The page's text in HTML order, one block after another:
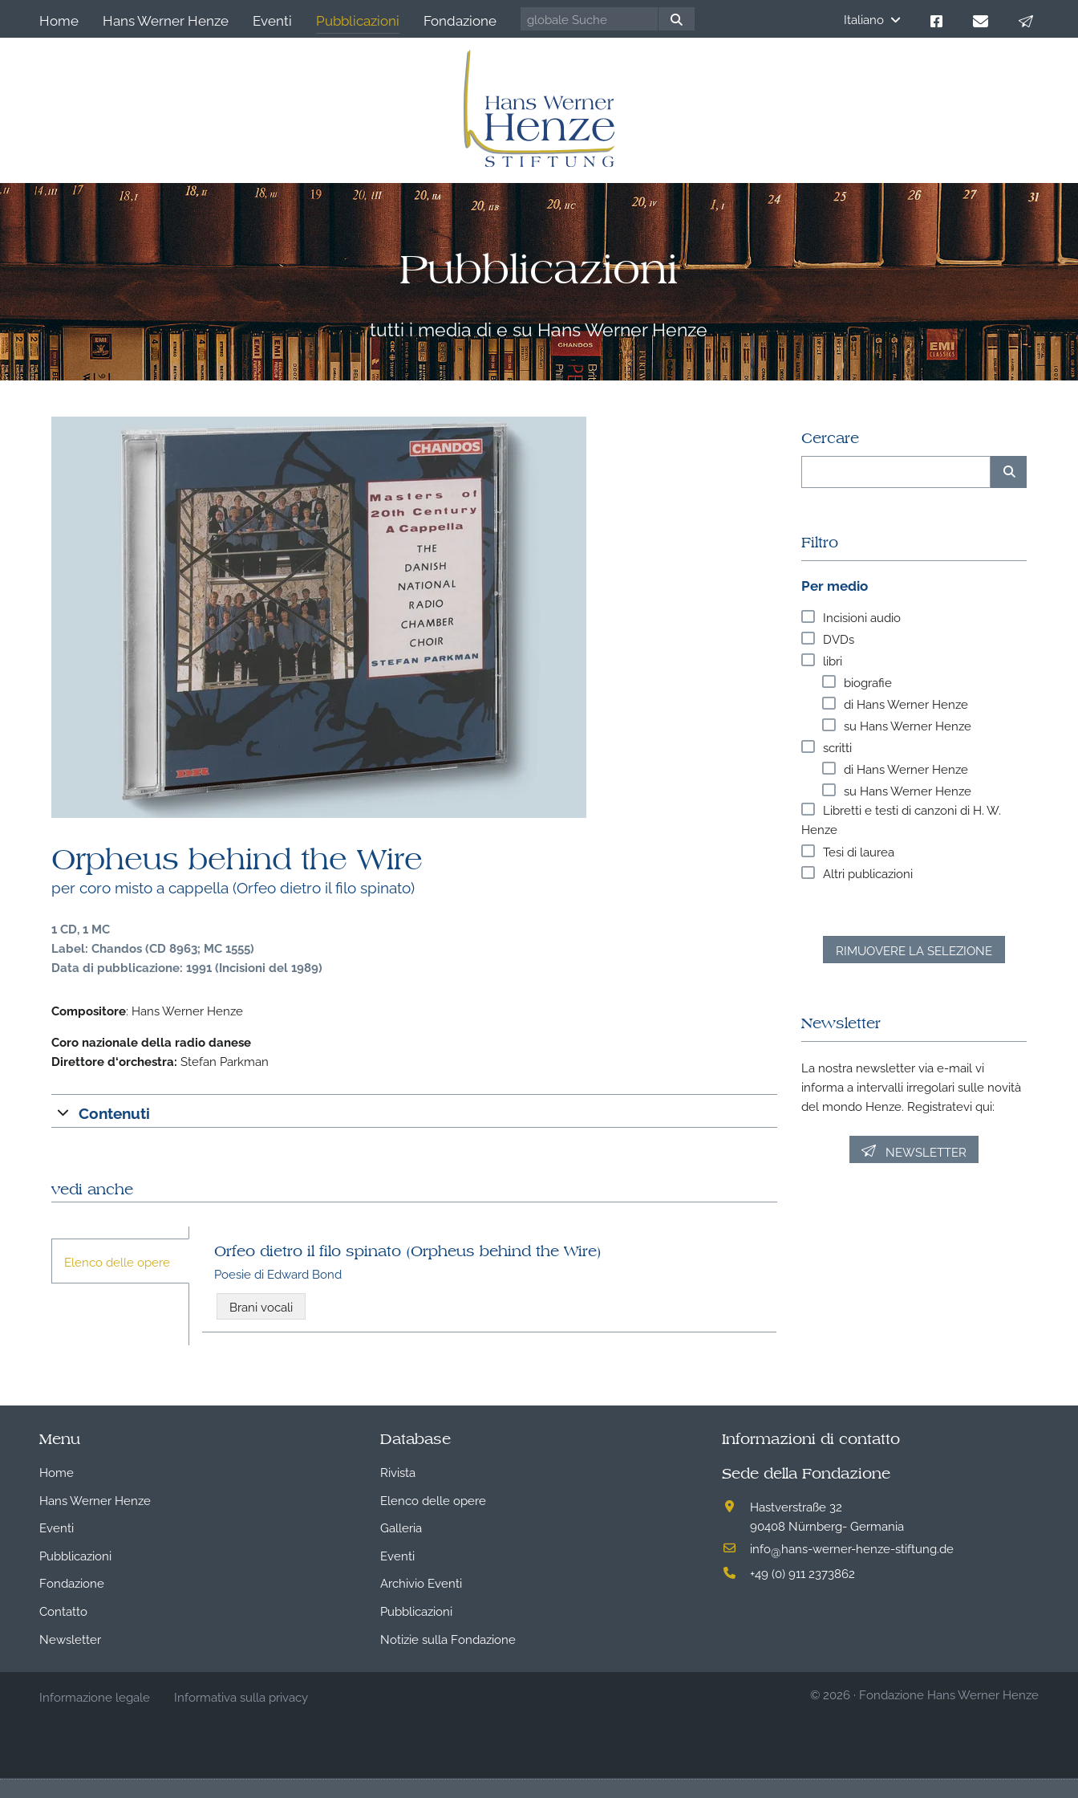
Home Hans Werner Henze Eventi Pubblicazioni Fondazione Italiano
Pubblicazioni
tutti i media di e su Hans Werner Henze
Orpheus behind the Wire
per coro misto a cappella (Orfeo dietro il filo spinato)
1 CD, 1 MC
Label: Chandos (CD 8963; MC 1555)
Data di pubblicazione: 1991 (Incisioni del 1989)
Compositore: Hans Werner Henze
Coro nazionale della radio danese
Direttore d‘orchestra: Stefan Parkman
Contenuti
vedi anche
Elenco delle opere
Orfeo dietro il filo spinato (Orpheus behind the Wire)
Poesie di Edward Bond
Brani vocali
Cercare
Filtro
Per medio
Incisioni audio
DVDs
libri
biografie
di Hans Werner Henze
su Hans Werner Henze
scritti
di Hans Werner Henze
su Hans Werner Henze
Libretti e testi di canzoni di H. W.
Henze
Tesi di laurea
Altri publicazioni
RIMUOVERE LA SELEZIONE
Newsletter
La nostra newsletter via e-mail vi
informa a intervalli irregolari sulle novità
del mondo Henze. Registratevi qui:
NEWSLETTER
Menu
Home
Hans Werner Henze
Eventi
Pubblicazioni
Fondazione
Contatto
Newsletter
Database
Rivista
Elenco delle opere
Galleria
Eventi
Archivio Eventi
Pubblicazioni
Notizie sulla Fondazione
Informazioni di contatto
Sede della Fondazione
Hastverstraße 32
90408 Nürnberg- Germania
info@hans-werner-henze-stiftung.de
+49 (0) 911 2373862
Informazione legale Informativa sulla privacy © 2026 · Fondazione Hans Werner Henze